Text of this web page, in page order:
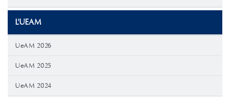
L'UEAM
UeAM 2026
UeAM 2025
UeAM 2024